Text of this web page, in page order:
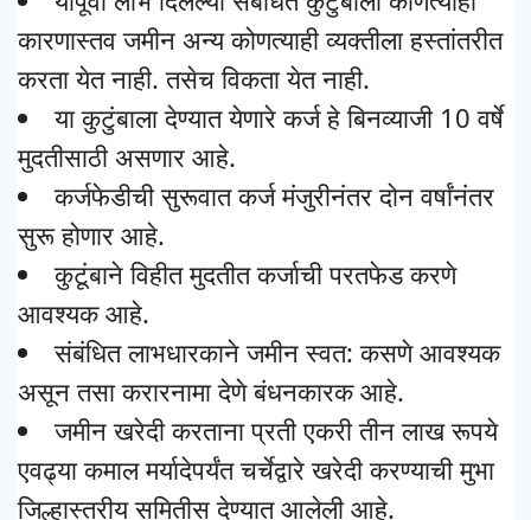
कारणास्तव जमीन अन्य कोणत्याही व्यक्तीला हस्तांतरीत
करता येत नाही. तसेच विकता येत नाही.
या कुटुंबाला देण्यात येणारे कर्ज हे बिनव्याजी 10 वर्षे
मुदतीसाठी असणार आहे.
कर्जफेडीची सुरूवात कर्ज मंजुरीनंतर दोन वर्षांनंतर
सुरू होणार आहे.
कुटूंबाने विहीत मुदतीत कर्जाची परतफेड करणे
आवश्यक आहे.
संबंधित लाभधारकाने जमीन स्वत: कसणे आवश्यक
असून तसा करारनामा देणे बंधनकारक आहे.
जमीन खरेदी करताना प्रती एकरी तीन लाख रूपये
एवढ्या कमाल मर्यादेपर्यंत चर्चेद्वारे खरेदी करण्याची मुभा
जिल्हास्तरीय समितीस देण्यात आलेली आहे.